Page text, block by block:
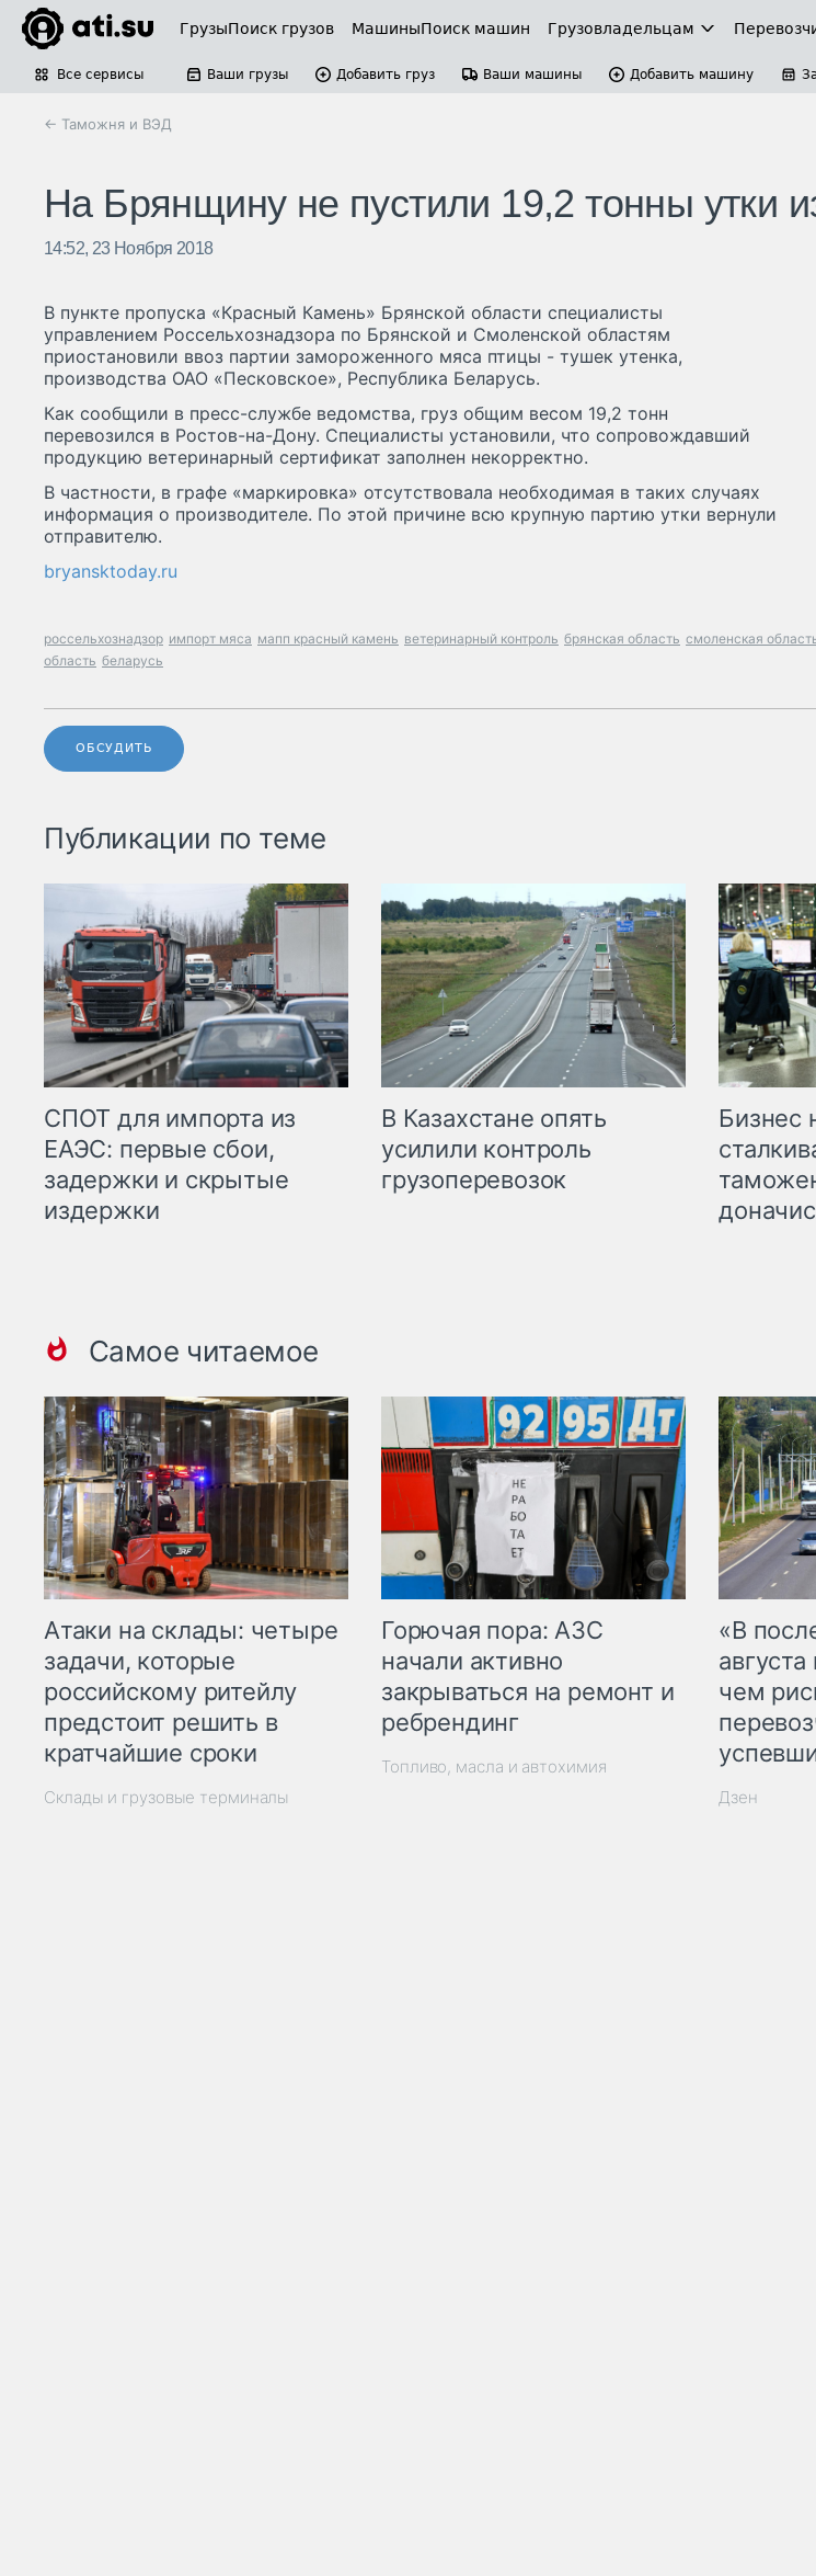
ГрузыПоиск грузов МашиныПоиск машин Грузовладельцам
Все сервисы Ваши грузы Добавить груз Ваши машины Добавить машину
← Таможня и ВЭД
На Брянщину не пустили 19,2 тонны утки
14:52, 23 Ноября 2018
В пункте пропуска «Красный Камень» Брянской области специалисты
управлением Россельхознадзора по Брянской и Смоленской областям
приостановили ввоз партии замороженного мяса птицы - тушек утенка,
производства ОАО «Песковское», Республика Беларусь.
Как сообщили в пресс-службе ведомства, груз общим весом 19,2 тонн
перевозился в Ростов-на-Дону. Специалисты установили, что сопровождавший
продукцию ветеринарный сертификат заполнен некорректно.
В частности, в графе «маркировка» отсутствовала необходимая в таких случаях
информация о производителе. По этой причине всю крупную партию утки вернули
отправителю.
bryansktoday.ru
россельхознадзор импорт мяса мапп красный камень ветеринарный контроль брянская область смоленская
область беларусь
ОБСУДИТЬ
Публикации по теме
СПОТ для импорта из
ЕАЭС: первые сбои,
задержки и скрытые
издержки
В Казахстане опять
усилили контроль
грузоперевозок
Бизнес
Самое читаемое
Атаки на склады: четыре
задачи, которые
российскому ритейлу
предстоит решить в
кратчайшие сроки
Склады и грузовые терминалы
Горючая пора: АЗС
начали активно
закрываться на ремонт и
ребрендинг
Топливо, масла и автохимия
«В
чем
Дзен